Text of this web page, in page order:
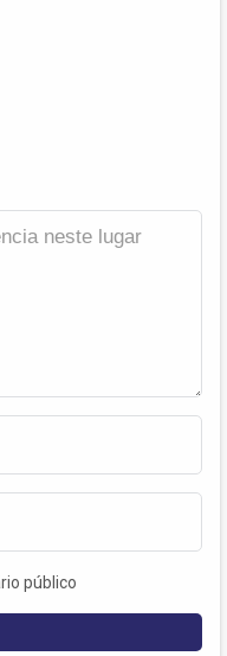
público